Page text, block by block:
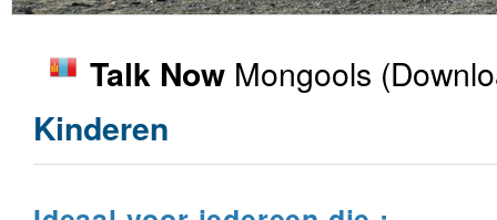
Talk Now Mongools
Kinderen